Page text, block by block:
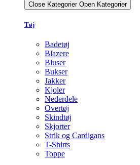
Close Kategorier Open Kategorier
Tøj
Badetøj
Blazere
Bluser
Bukser
Jakker
Kjoler
Nederdele
Overtøj
Skindtøj
Skjorter
Strik og Cardigans
T-Shirts
Toppe